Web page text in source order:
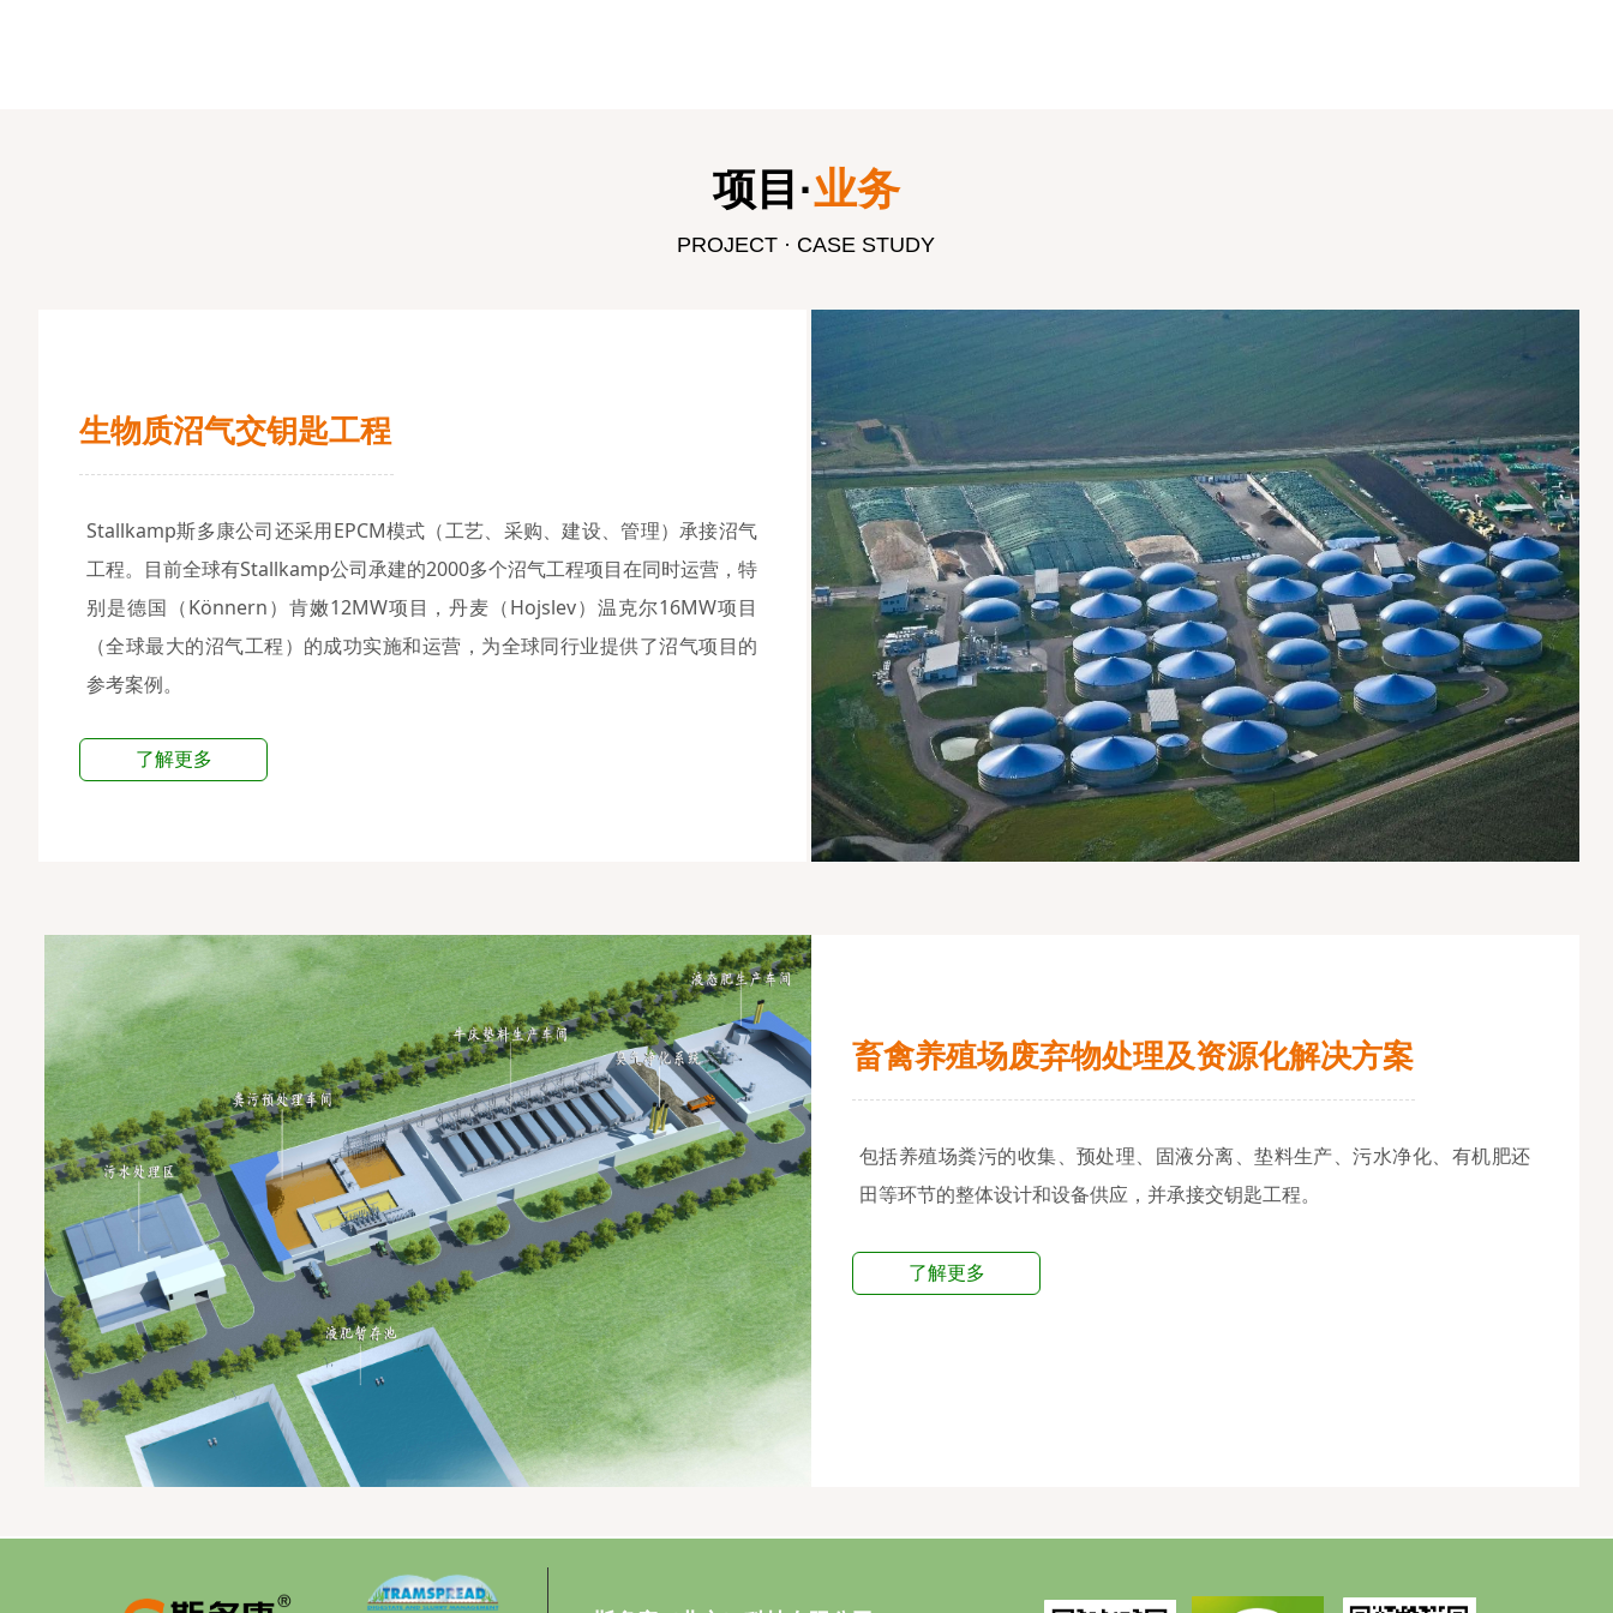
项目·业务
PROJECT · CASE STUDY
Stallkamp斯多康公司还采用EPCM模式（工艺、采购、建设、管理）承接沼气
工程。目前全球有Stallkamp公司承建的2000多个沼气工程项目在同时运营，特
别是德国（Könnern）肯嫩12MW项目，丹麦（Hojslev）温克尔16MW项目
（全球最大的沼气工程）的成功实施和运营，为全球同行业提供了沼气项目的
参考案例。
生物质沼气交钥匙工程
了解更多
包括养殖场粪污的收集、预处理、固液分离、垫料生产、污水净化、有机肥还
田等环节的整体设计和设备供应，并承接交钥匙工程。
畜禽养殖场废弃物处理及资源化解决方案
了解更多